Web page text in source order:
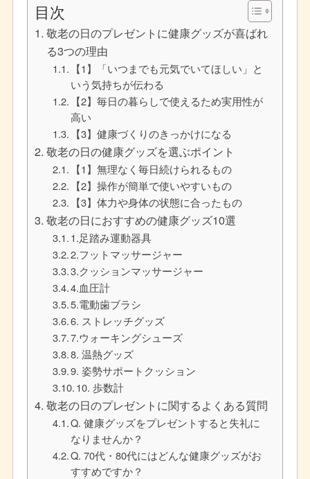
目次
敬老の日のプレゼントに健康グッズが喜ばれ
る3つの理由
【1】「いつまでも元気でいてほしい」と
いう気持ちが伝わる
【2】毎日の暮らしで使えるため実用性が
高い
【3】健康づくりのきっかけになる
敬老の日の健康グッズを選ぶポイント
【1】無理なく毎日続けられるもの
【2】操作が簡単で使いやすいもの
【3】体力や身体の状態に合ったもの
敬老の日におすすめの健康グッズ10選
1.足踏み運動器具
2.フットマッサージャー
3.クッションマッサージャー
4.血圧計
5.電動歯ブラシ
6. ストレッチグッズ
7.ウォーキングシューズ
8. 温熱グッズ
9. 姿勢サポートクッション
10. 歩数計
敬老の日のプレゼントに関するよくある質問
Q. 健康グッズをプレゼントすると失礼に
なりませんか？
Q. 70代・80代にはどんな健康グッズがお
すすめですか？